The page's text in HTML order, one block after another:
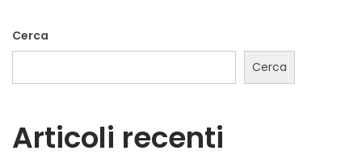
i
l
Cerca
Cerca
Articoli recenti